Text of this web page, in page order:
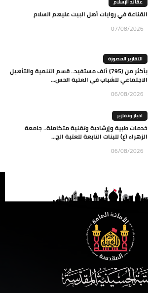
القناعة في روايات أهل البيت عليهم السلام
07/08/2026
التقارير المصورة
بأكثر من (795) ألف مستفيد.. قسم التنمية والتأهيل
الاجتماعي للشباب في العتبة الحس...
06/08/2026
اخبار وتقارير
خدمات طبية وإرشادية وتقنية متكاملة.. جامعة
الزهراء (ع) للبنات التابعة للعتبة الح...
06/08/2026